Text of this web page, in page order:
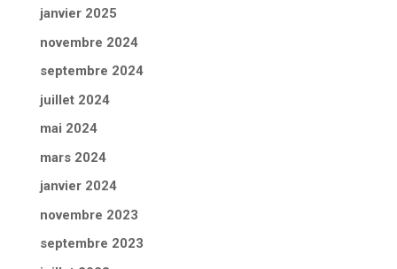
janvier 2025
novembre 2024
septembre 2024
juillet 2024
mai 2024
mars 2024
janvier 2024
novembre 2023
septembre 2023